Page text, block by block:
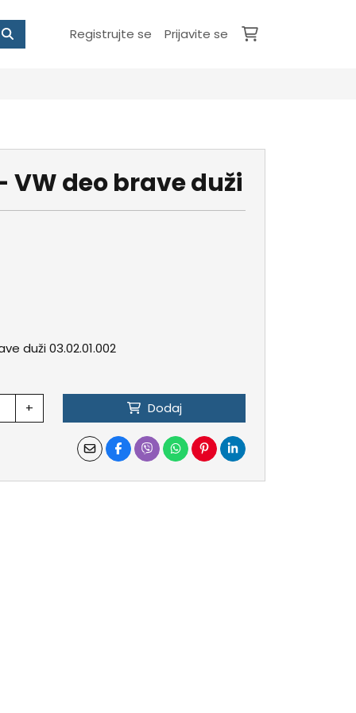
Registrujte se Prijavite se
VW deo brave duži
duži 03.02.01.002
+ Dodaj